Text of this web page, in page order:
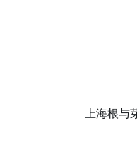
上海根与